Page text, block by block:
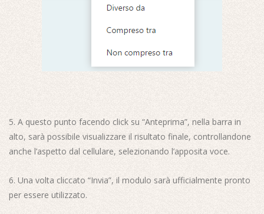
5. A questo punto facendo click su “Anteprima”, nella barra in
alto, sarà possibile visualizzare il risultato finale, controllandone
anche l’aspetto dal cellulare, selezionando l’apposita voce.
6. Una volta cliccato “Invia”, il modulo sarà ufficialmente pronto
per essere utilizzato.